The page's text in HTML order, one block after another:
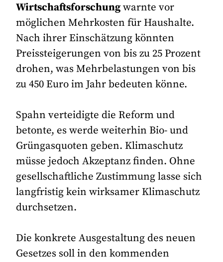
Wirtschaftsforschungwarnte vor
möglichen Mehrkosten für Haushalte.
Nach ihrer Einschätzung könnten
Preissteigerungen von bis zu 25 Prozent
drohen, was Mehrbelastungen von bis
zu 450 Euro im Jahr bedeuten könne.
Spahn verteidigte die Reform und
betonte, es werde weiterhin Bio- und
Grüngasquoten geben. Klimaschutz
müsse jedoch Akzeptanz finden. Ohne
gesellschaftliche Zustimmung lasse sich
langfristig kein wirksamer Klimaschutz
durchsetzen.
Die konkrete Ausgestaltung des neuen
Gesetzes soll in den kommenden